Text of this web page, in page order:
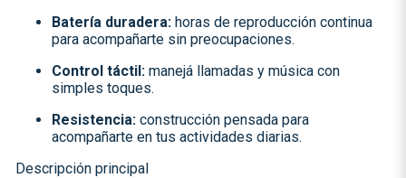
Batería duradera:horas de reproducción continua
para acompañarte sin preocupaciones.
Control táctil:manejá llamadas y música con
simples toques.
Resistencia:construcción pensada para
acompañarte en tus actividades diarias.
Descripción principal